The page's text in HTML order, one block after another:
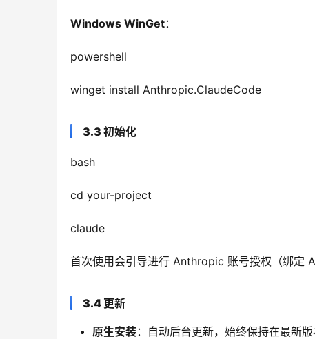
Windows WinGet：
powershell
winget install Anthropic.ClaudeCode
3.3 初始化
bash
cd your-project
claude
首次使用会引导进行 Anthropic 账号授权（绑定
3.4 更新
原生安装：自动后台更新，始终保持在最新